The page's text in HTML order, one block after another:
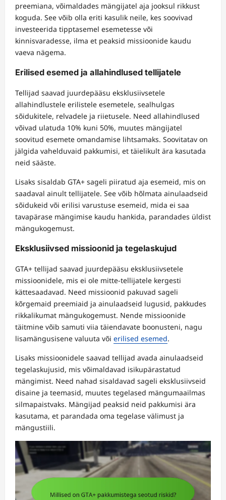
preemiana, võimaldades mängijatel aja jooksul rikkust
koguda. See võib olla eriti kasulik neile, kes soovivad
investeerida tipptasemel esemetesse või
kinnisvaradesse, ilma et peaksid missioonide kaudu
vaeva nägema.
Erilised esemed ja allahindlused tellijatele
Tellijad saavad juurdepääsu eksklusiivsetele
allahindlustele erilistele esemetele, sealhulgas
sõidukitele, relvadele ja riietusele. Need allahindlused
võivad ulatuda 10% kuni 50%, muutes mängijatel
soovitud esemete omandamise lihtsamaks. Soovitatav on
jälgida vahelduvaid pakkumisi, et täielikult ära kasutada
neid sääste.
Lisaks sisaldab GTA+ sageli piiratud aja esemeid, mis on
saadaval ainult tellijatele. See võib hõlmata ainulaadseid
sõidukeid või erilisi varustuse esemeid, mida ei saa
tavapärase mängimise kaudu hankida, parandades üldist
mängukogemust.
Eksklusiivsed missioonid ja tegelaskujud
GTA+ tellijad saavad juurdepääsu eksklusiivsetele
missioonidele, mis ei ole mitte-tellijatele kergesti
kättesaadavad. Need missioonid pakuvad sageli
kõrgemaid preemiaid ja ainulaadseid lugusid, pakkudes
rikkalikumat mängukogemust. Nende missioonide
täitmine võib samuti viia täiendavate boonusteni, nagu
lisamängusisene valuuta või erilised esemed.
Lisaks missioonidele saavad tellijad avada ainulaadseid
tegelaskujusid, mis võimaldavad isikupärastatud
mängimist. Need nahad sisaldavad sageli eksklusiivseid
disaine ja teemasid, muutes tegelased mängumaailmas
silmapaistvaks. Mängijad peaksid neid pakkumisi ära
kasutama, et parandada oma tegelase välimust ja
mängustiili.